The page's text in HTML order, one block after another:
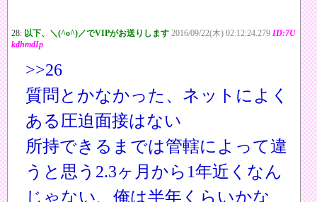
28: 以下、＼(^o^)／でVIPがお送りします 2016/09/22(木) 02:12:24.279 ID:7U
kdhmdIp
>>26
質問とかなかった、ネットによく
ある圧迫面接はない
所持できるまでは管轄によって違
うと思う2.3ヶ月から1年近くなん
じゃない、俺は半年くらいかな